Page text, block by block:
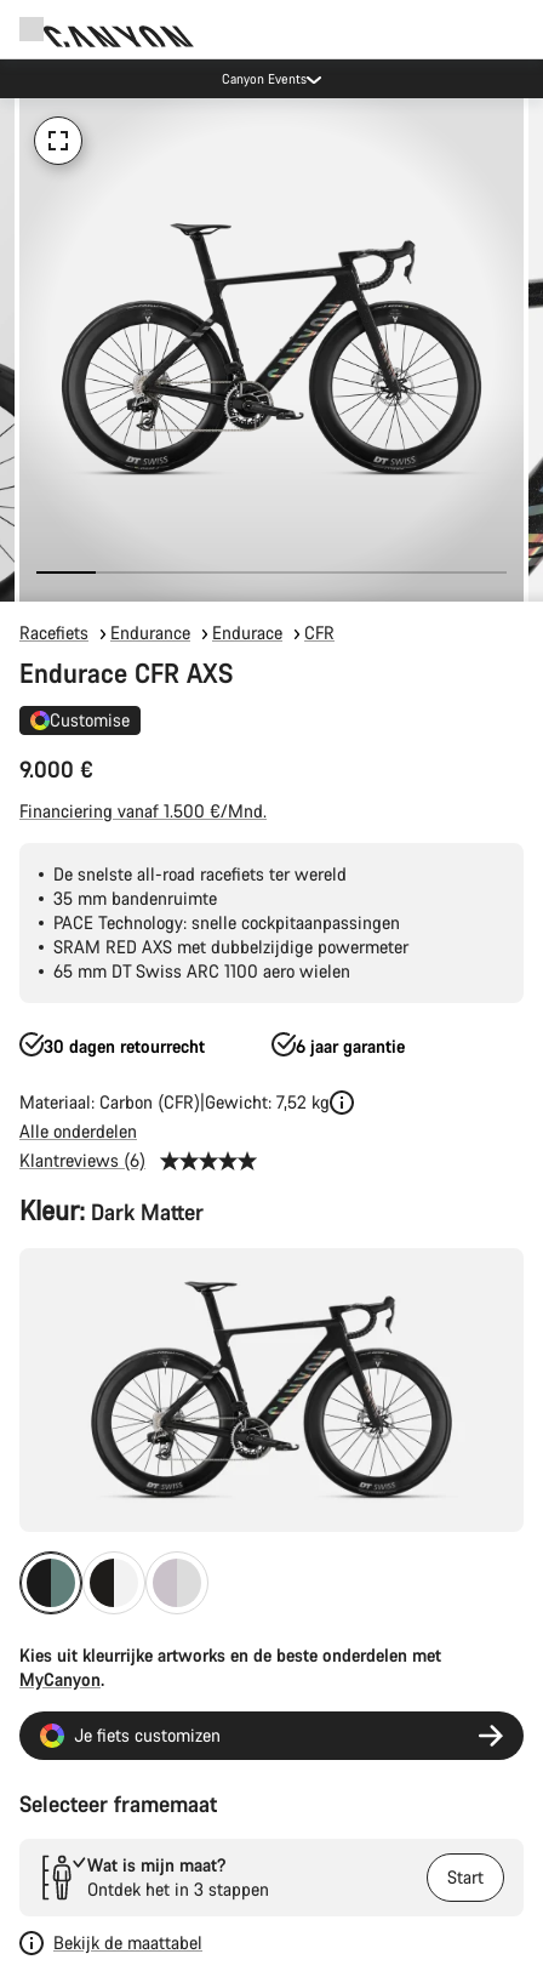
Canyon Events
Racefiets Endurance Endurace CFR
Endurace CFR AXS
Customise
9.000 €
Financiering vanaf 1.500 €/Mnd.
De snelste all-road racefiets ter wereld
35 mm bandenruimte
PACE Technology: snelle cockpitaanpassingen
SRAM RED AXS met dubbelzijdige powermeter
65 mm DT Swiss ARC 1100 aero wielen
30 dagen retourrecht 6 jaar garantie
Materiaal: Carbon (CFR) Gewicht: 7,52 kg
Alle onderdelen
Klantreviews (6)
Productconfiguratie
Kleur: Dark Matter
Kies uit kleurrijke artworks en de beste onderdelen met
MyCanyon.
Je fiets customizen
Selecteer framemaat
Wat is mijn maat?
Ontdek het in 3 stappen
Start
Bekijk de maattabel